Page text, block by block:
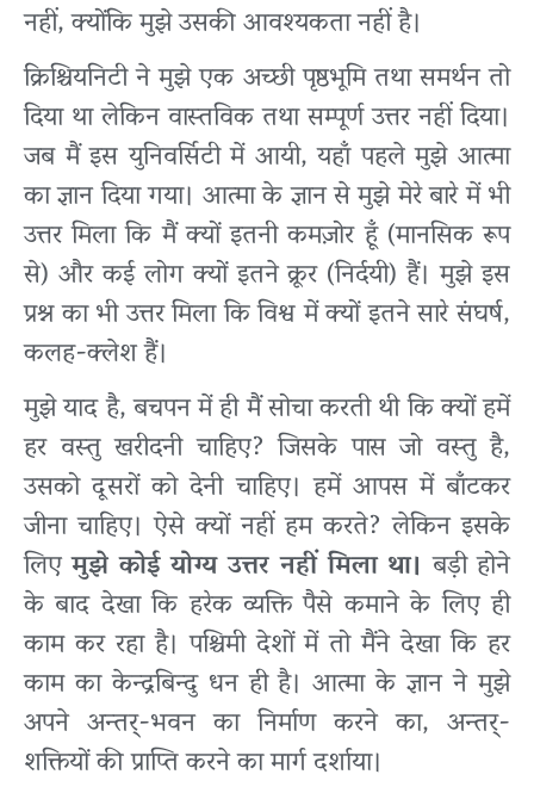
नहीं, क्योंकि मुझे उसकी आवश्यकता नहीं है।
क्रिश्चियनिटी ने मुझे एक अच्छी पृष्ठभूमि तथा समर्थन तो
दिया था लेकिन वास्तविक तथा सम्पूर्ण उत्तर नहीं दिया।
जब मैं इस युनिवर्सिटी में आयी, यहाँ पहले मुझे आत्मा
का ज्ञान दिया गया। आत्मा के ज्ञान से मुझे मेरे बारे में भी
उत्तर मिला कि मैं क्यों इतनी कमज़ोर हूँ (मानसिक रूप
से) और कई लोग क्यों इतने क्रूर (निर्दयी) हैं। मुझे इस
प्रश्न का भी उत्तर मिला कि विश्व में क्यों इतने सारे संघर्ष,
कलह-क्लेश हैं।
मुझे याद है, बचपन में ही मैं सोचा करती थी कि क्यों हमें
हर वस्तु खरीदनी चाहिए? जिसके पास जो वस्तु है,
उसको दूसरों को देनी चाहिए। हमें आपस में बाँटकर
जीना चाहिए। ऐसे क्यों नहीं हम करते? लेकिन इसके
लिएमुझे कोई योग्य उत्तर नहीं मिला था। बड़ी होने
के बाद देखा कि हरेक व्यक्ति पैसे कमाने के लिए ही
काम कर रहा है। पश्चिमी देशों में तो मैंने देखा कि हर
काम का केन्द्रबिन्दु धन ही है। आत्मा के ज्ञान ने मुझे
अपने अन्तर्-भवन का निर्माण करने का, अन्तर्-
शक्तियों की प्राप्ति करने का मार्ग दर्शाया।